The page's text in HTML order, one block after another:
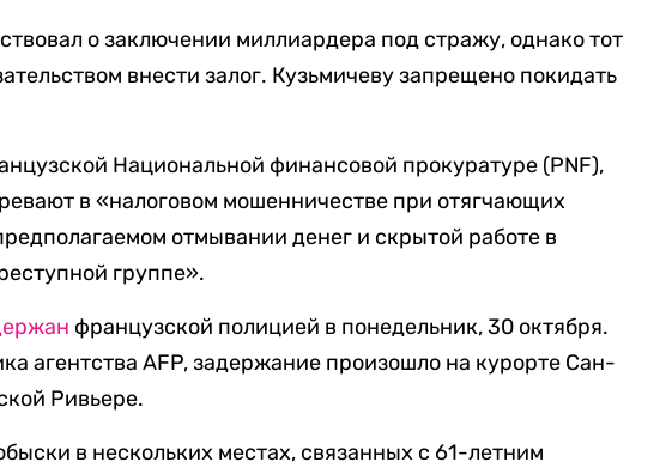
о заключении миллиардера под стражу, однако тот
внести залог. Кузьмичеву запрещено покидать
Национальной финансовой прокуратуре (PNF),
в «налоговом мошенничестве при отягчающих
отмывании денег и скрытой работе в
группе».
французской полицией в понедельник, 30 октября.
агентства AFP, задержание произошло на курорте Сан-
Ривьере.
в нескольких местах, связанных с 61-летним